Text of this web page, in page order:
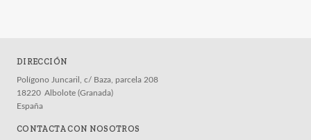
DIRECCIÓN
Polígono Juncaril, c/ Baza, parcela 208
18220 Albolote (Granada)
España
CONTACTA CON NOSOTROS